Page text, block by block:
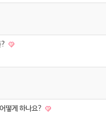
떻게 하나요?